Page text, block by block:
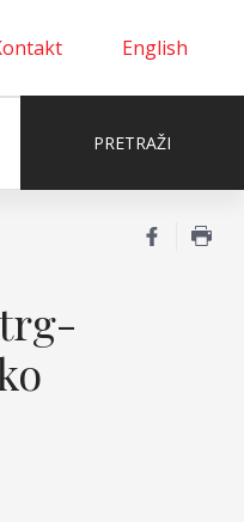
English